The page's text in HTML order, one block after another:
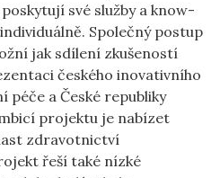
své služby a know-
Společný postup
jak sdílení zkušeností
českého inovativního
a České republiky
projektu je nabízet
zdravotnictví
řeší také nízké